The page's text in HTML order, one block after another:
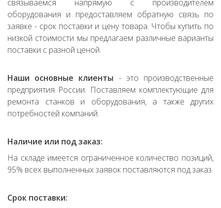
связываемся напрямую с производителем
оборудования и предоставляем обратную связь по
заявке - срок поставки и цену товара. Чтобы купить по
низкой стоимости мы предлагаем различные варианты
поставки с разной ценой.
Наши основные клиенты - это производственные
предприятия России. Поставляем комплектующие для
ремонта станков и оборудования, а также других
потребностей компаний.
Наличие или под заказ:
На складе имеется ограниченное количество позиций,
95% всех выполненных заявок поставляются под заказ.
Срок поставки: